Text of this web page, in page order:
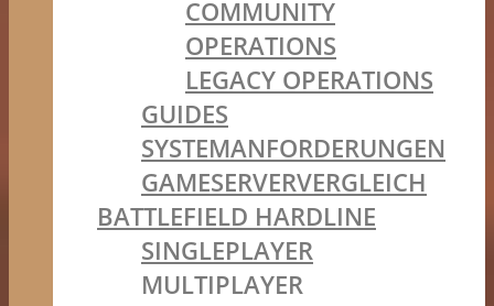
COMMUNITY
OPERATIONS
LEGACY OPERATIONS
GUIDES
SYSTEMANFORDERUNGEN
GAMESERVERVERGLEICH
BATTLEFIELD HARDLINE
SINGLEPLAYER
MULTIPLAYER